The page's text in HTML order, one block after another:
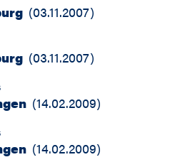
(03.11.2007)
(03.11.2007)
(14.02.2009)
(14.02.2009)